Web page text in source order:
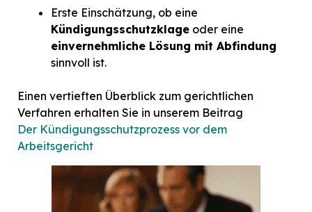
Erste Einschätzung, ob eine
Kündigungsschutzklage oder eine
einvernehmliche Lösung mit Abfindung
sinnvoll ist.
Einen vertieften Überblick zum gerichtlichen
Verfahren erhalten Sie in unserem Beitrag
Der Kündigungsschutzprozess vor dem
Arbeitsgericht